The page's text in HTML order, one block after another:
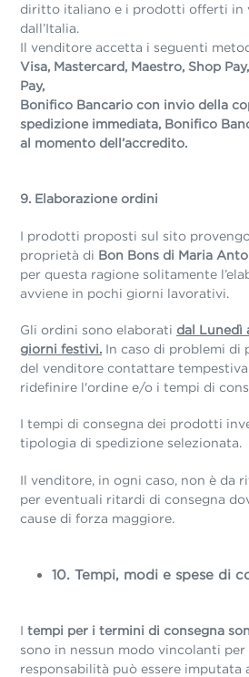
diritto italiano e i prodotti offerti in
dall’Italia.
Il venditore accetta i seguenti
Visa, Mastercard, Maestro, Shop
Pay,
Bonifico Bancario con invio della
spedizione immediata, Bonifico
al momento dell’accredito.
9. Elaborazione ordini
I prodotti proposti sul sito
proprietà di Bon Bons di Maria
per questa ragione solitamente
avviene in pochi giorni lavorativi.
Gli ordini sono elaborati dal Lunedì
giorni festivi. In caso di problemi di
del venditore contattare
ridefinire l'ordine e/o i tempi di
I tempi di consegna dei prodotti
tipologia di spedizione selezionata.
Il venditore, in ogni caso, non è da
per eventuali ritardi di consegna
cause di forza maggiore.
10. Tempi, modi e spese di
I tempi per i termini di consegna
sono in nessun modo vincolanti per
responsabilità può essere imputata